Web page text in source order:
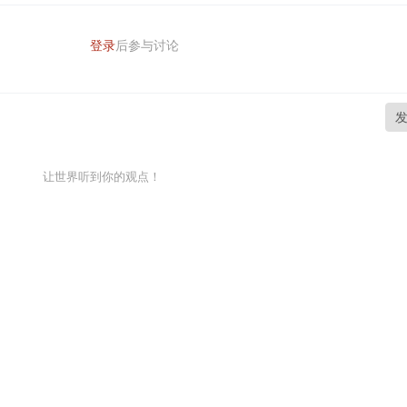
登录后参与讨论
让世界听到你的观点！